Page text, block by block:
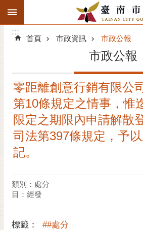
跳到主要內容區塊
搜
階
精彩府城
市府動態
市府團隊
市政資訊
:::
:::
首頁 市政資訊 市政公報
市政公報
零距離創意行銷有限公
第10條規定之情事，惟
限定之期限內申請解散
司法第397條規定，予
記。
類別：處分
目：經發
標籤： ##處分